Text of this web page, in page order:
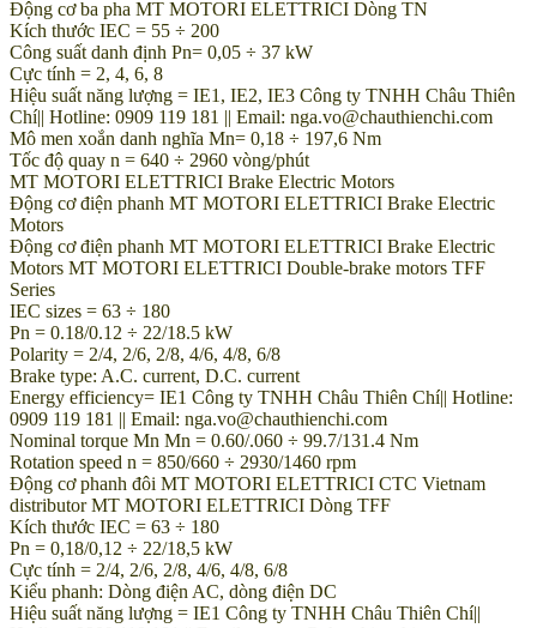
Động cơ ba pha MT MOTORI ELETTRICI Dòng TN
Kích thước IEC = 55 ÷ 200
Công suất danh định Pn= 0,05 ÷ 37 kW
Cực tính = 2, 4, 6, 8
Hiệu suất năng lượng = IE1, IE2, IE3 Công ty TNHH Châu Thiên
Chí|| Hotline: 0909 119 181 || Email: nga.vo@chauthienchi.com
Mô men xoắn danh nghĩa Mn= 0,18 ÷ 197,6 Nm
Tốc độ quay n = 640 ÷ 2960 vòng/phút
MT MOTORI ELETTRICI Brake Electric Motors
Động cơ điện phanh MT MOTORI ELETTRICI Brake Electric
Motors
Động cơ điện phanh MT MOTORI ELETTRICI Brake Electric
Motors MT MOTORI ELETTRICI Double-brake motors TFF
Series
IEC sizes = 63 ÷ 180
Pn = 0.18/0.12 ÷ 22/18.5 kW
Polarity = 2/4, 2/6, 2/8, 4/6, 4/8, 6/8
Brake type: A.C. current, D.C. current
Energy efficiency= IE1 Công ty TNHH Châu Thiên Chí|| Hotline:
0909 119 181 || Email: nga.vo@chauthienchi.com
Nominal torque Mn Mn = 0.60/.060 ÷ 99.7/131.4 Nm
Rotation speed n = 850/660 ÷ 2930/1460 rpm
Động cơ phanh đôi MT MOTORI ELETTRICI CTC Vietnam
distributor MT MOTORI ELETTRICI Dòng TFF
Kích thước IEC = 63 ÷ 180
Pn = 0,18/0,12 ÷ 22/18,5 kW
Cực tính = 2/4, 2/6, 2/8, 4/6, 4/8, 6/8
Kiểu phanh: Dòng điện AC, dòng điện DC
Hiệu suất năng lượng = IE1 Công ty TNHH Châu Thiên Chí||